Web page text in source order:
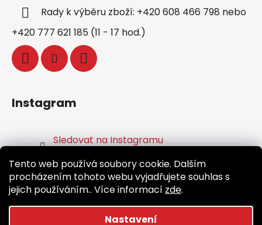
Tento web používá soubory cookie. Dalším
procházením tohoto webu vyjadřujete souhlas s
jejich používáním.. Více informací zde.
Nastavení
Rady k výběru zboží: +420 608 466 798 nebo
+420 777 621 185 (11 - 17 hod.)
Instagram
Sledovat na Instagramu
Facebook